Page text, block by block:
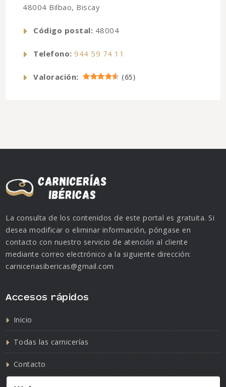
48004 Bilbao, Biscay
Código postal: 48004
Telefono: 944 59 74 11
Valoración: (65)
La consulta de los contenidos de este portal es gratuita. Si
desea modificar o eliminar información, póngase en
contacto con nuestro servicio de atención al cliente
mediante correo electrónico a la siguiente dirección:
carniceriasibericas@gmail.com
Accesos rápidos
Inicio
Todas las carnicerías
Contacto